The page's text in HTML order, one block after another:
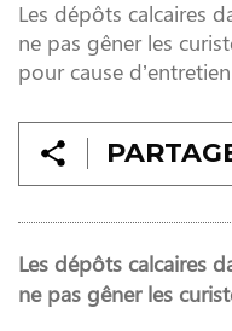
Les dépôts calcaires
ne pas gêner les
pour cause
Les dépôts calcaires
ne pas gêner les